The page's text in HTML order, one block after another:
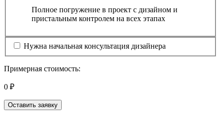
Полное погружение в проект с дизайном и
пристальным контролем на всех этапах
Нужна начальная консультация дизайнера
Примерная стоимость:
0 ₽
Оставить заявку